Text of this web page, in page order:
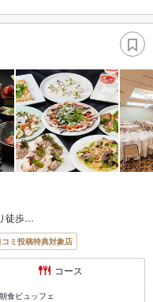
徒歩…
コミ投稿特典対象店
コース
食ビュッフェ